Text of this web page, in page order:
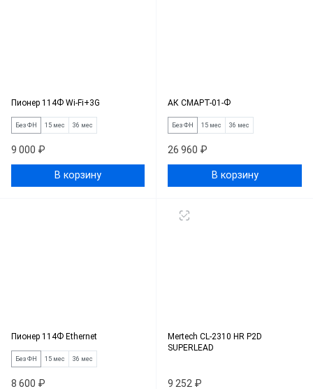
Пионер 114Ф Wi-Fi+3G
Без ФН 15 мес 36 мес
9 000 ₽
В корзину
АК СМАРТ-01-Ф
Без ФН 15 мес 36 мес
26 960 ₽
В корзину
Пионер 114Ф Ethernet
Без ФН 15 мес 36 мес
8 600 ₽
Mertech CL-2310 HR P2D
SUPERLEAD
9 252 ₽